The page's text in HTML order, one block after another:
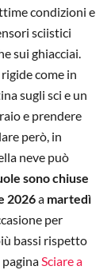
condizioni e
sciistici
sui ghiacciai.
come in
sugli sci e un
e prendere
però, in
neve può
sono chiuse
2026a martedì
per
bassi rispetto
Sciare a